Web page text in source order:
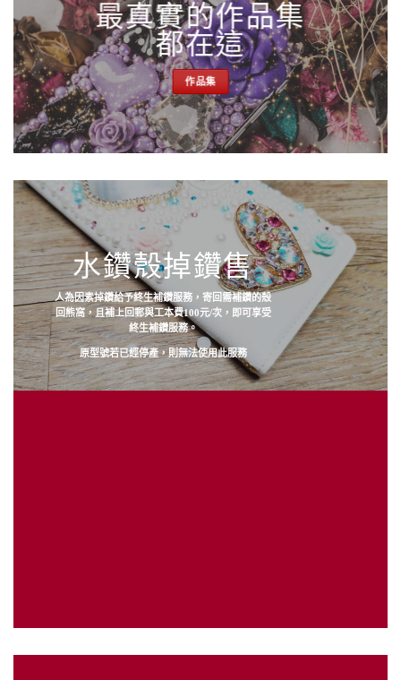
最真實的作品集
都在這
作品集
水鑽殼掉鑽售
人為因素掉鑽給予終生補鑽服務，寄回需補鑽的殼
回熊窩，且補上回郵與工本費100元/次，即可享受
終生補鑽服務。
原型號若已經停產，則無法使用此服務